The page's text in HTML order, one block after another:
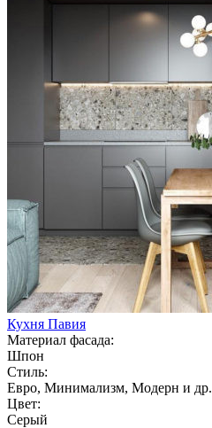
Кухня Павия
Материал фасада:
Шпон
Стиль:
Евро, Минимализм, Модерн и др.
Цвет:
Серый